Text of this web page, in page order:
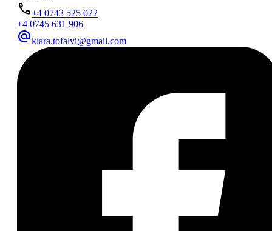
phone+4 0743 525 022
+4 0745 631 906
alternate_emailklara.tofalvi@gmail.com